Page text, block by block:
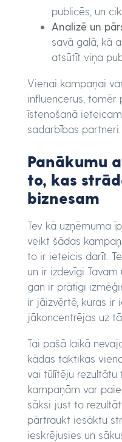
publicēs, un
Analizē un
savā galā, kā
atsūtīt viņa
Vienai kampaņai
influencerus, tomēr
īstenošanā
sadarbības partneri.
Panākumu
to, kas
biznesam
Tev kā uzņēmuma
veikt šādas
to ir ieteicis darīt.
un ir izdevīgi
gan ir prātīgi
ir jāizvērtē, kuras ir
jākoncentrējas uz
Tai pašā laikā
kādas taktikas
vai tūlītēju rezultātu
kampaņām var
sāksi just to
pārtraukt iesāktu
ieskrējusies un